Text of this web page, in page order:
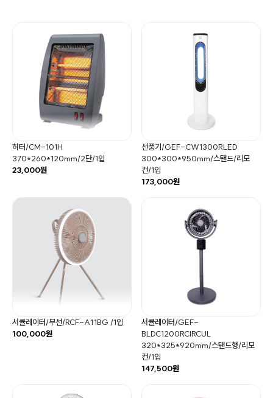
히터/CM-101H
370*260*120mm/2단/1입
23,000원
선풍기/GEF-CW1300RLED
300*300*950mm/스탠드/리모
컨/1입
173,000원
서큘레이터/무선/RCF-A11BG /1입
100,000원
서큘레이터/GEF-
BLDC1200RCIRCUL
320*325*920mm/스탠드형/리모
컨/1입
147,500원